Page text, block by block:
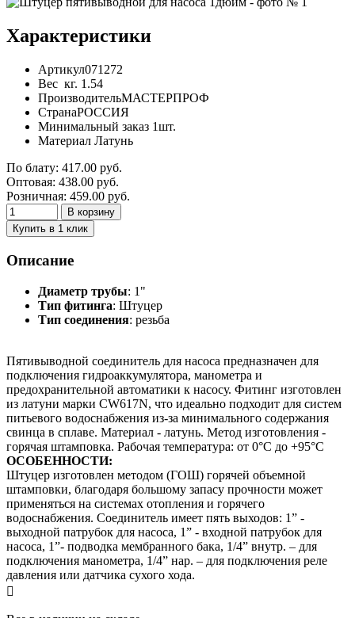
Характеристики
Артикул071272
Вес кг. 1.54
ПроизводительМАСТЕРПРОФ
СтранаРОССИЯ
Минимальный заказ 1шт.
Материал Латунь
По блату: 417.00 руб.
Оптовая: 438.00 руб.
Розничная: 459.00 руб.
В корзину
Купить в 1 клик
Описание
Диаметр трубы: 1"
Тип фитинга: Штуцер
Тип соединения: резьба
Пятивыводной соединитель для насоса предназначен для
подключения гидроаккумулятора, манометра и
предохранительной автоматики к насосу. Фитинг изготовлен
из латуни марки CW617N, что идеально подходит для систем
питьевого водоснабжения из-за минимального содержания
свинца в сплаве. Материал - латунь. Метод изготовления -
горячая штамповка. Рабочая температура: от 0°C до +95°C
ОСОБЕННОСТИ:
Штуцер изготовлен методом (ГОШ) горячей объемной
штамповки, благодаря большому запасу прочности может
применяться на системах отопления и горячего
водоснабжения. Соединитель имеет пять выходов: 1” -
выходной патрубок для насоса, 1” - входной патрубок для
насоса, 1”- подводка мембранного бака, 1/4” внутр. – для
подключения манометра, 1/4” нар. – для подключения реле
давления или датчика сухого хода.
